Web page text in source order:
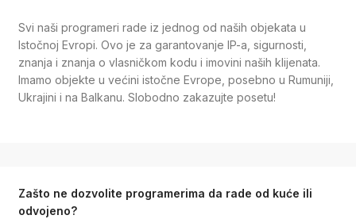
Svi naši programeri rade iz jednog od naših objekata u
Istočnoj Evropi. Ovo je za garantovanje IP-a, sigurnosti,
znanja i znanja o vlasničkom kodu i imovini naših klijenata.
Imamo objekte u većini istočne Evrope, posebno u Rumuniji,
Ukrajini i na Balkanu. Slobodno zakazujte posetu!
Zašto ne dozvolite programerima da rade od kuće ili
odvojeno?